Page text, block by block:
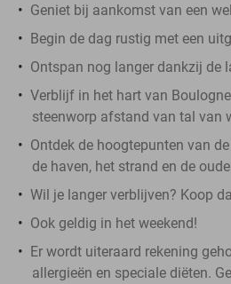
Geniet bij aankomst van een
Begin de dag rustig met een
Ontspan nog langer dankzij de
Verblijf in het hart van
steenworp afstand van tal van
Ontdek de hoogtepunten van
de haven, het strand en de
Wil je langer verblijven? Koop
Ook geldig in het weekend!
Er wordt uiteraard rekening
allergieën en speciale diëten.